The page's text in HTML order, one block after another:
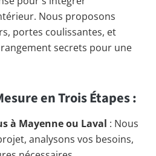
Nous proposons
portes coulissantes, et
secrets pour une
en Trois Étapes :
à Mayenne ou Laval : Nous
analysons vos besoins,